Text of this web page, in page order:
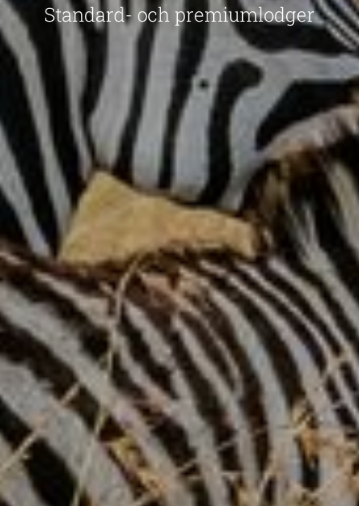
Standard- och premiumlodger